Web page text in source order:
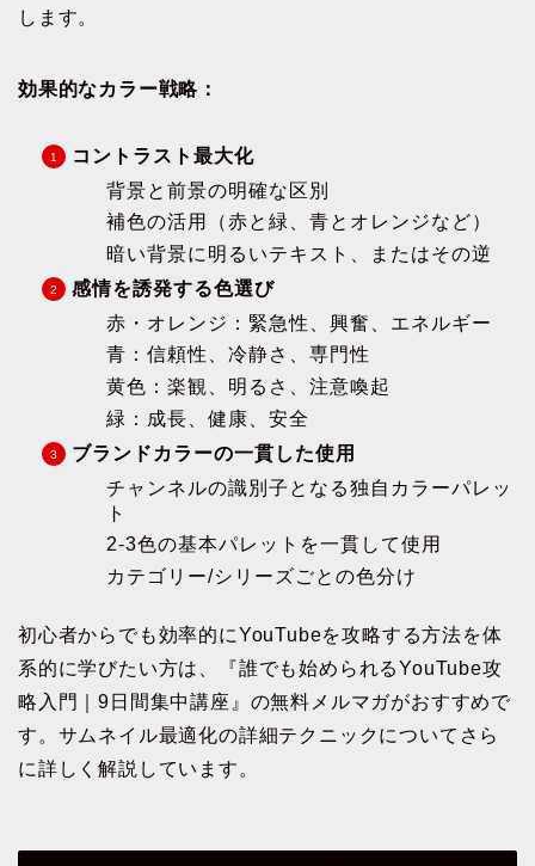
します。
効果的なカラー戦略：
コントラスト最大化
背景と前景の明確な区別
補色の活用（赤と緑、青とオレンジなど）
暗い背景に明るいテキスト、またはその逆
感情を誘発する色選び
赤・オレンジ：緊急性、興奮、エネルギー
青：信頼性、冷静さ、専門性
黄色：楽観、明るさ、注意喚起
緑：成長、健康、安全
ブランドカラーの一貫した使用
チャンネルの識別子となる独自カラーパレッ
ト
2-3色の基本パレットを一貫して使用
カテゴリー/シリーズごとの色分け
初心者からでも効率的にYouTubeを攻略する方法を体
系的に学びたい方は、『誰でも始められるYouTube攻
略入門｜9日間集中講座』の無料メルマガがおすすめで
す。サムネイル最適化の詳細テクニックについてさら
に詳しく解説しています。